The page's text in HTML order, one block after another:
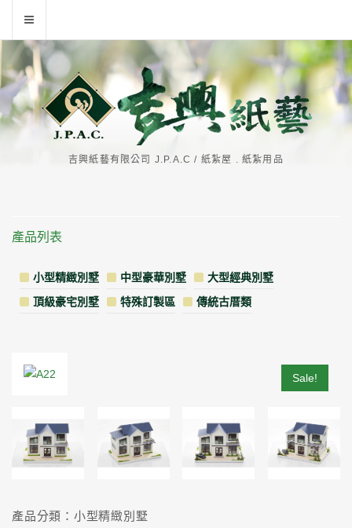
吉興紙藝有限公司 J.P.A.C / 紙紮屋 . 紙紮用品
產品列表
小型精緻別墅 中型豪華別墅
大型經典別墅
頂級豪宅別墅
特殊訂製區 傳統古厝類
Sale!
產品分類：小型精緻別墅